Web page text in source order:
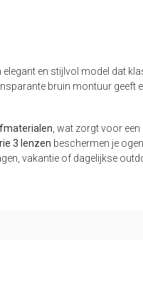
elegant en stijlvol model dat
bruin montuur geeft
, wat zorgt voor
3 lenzen beschermen je
vakantie of dagelijkse